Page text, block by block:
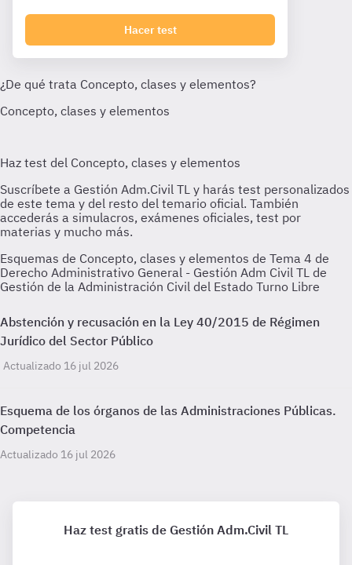
Hacer test
Esquemas de Concepto, clases y elementos de Tema 4 de
Derecho Administrativo General - Gestión Adm Civil TL de
Gestión de la Administración Civil del Estado Turno Libre
Abstención y recusación en la Ley 40/2015 de Régimen
Jurídico del Sector Público
Actualizado 16 jul 2026
Esquema de los órganos de las Administraciones Públicas.
Competencia
Actualizado 16 jul 2026
Haz test gratis de Gestión Adm.Civil TL